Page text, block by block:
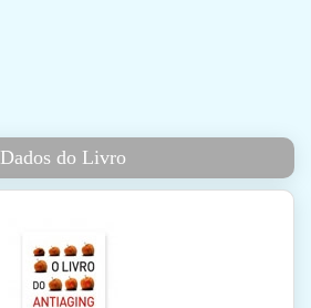
Dados do Livro